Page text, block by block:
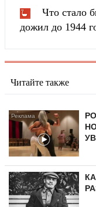
Что стало
дожил до 1944
Читайте также